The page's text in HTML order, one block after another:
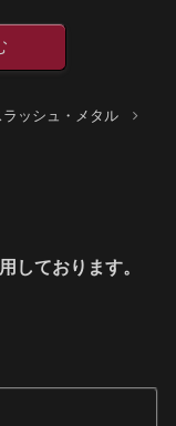
ッシュ・メタル
しております。